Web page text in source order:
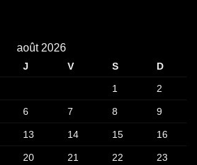
août 2026
J V S
D
1
2
6 7 8 9
13 14 15 16
20 21 22 23